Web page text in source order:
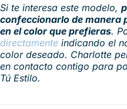
Si te interesa este modelo,
confeccionarlo de manera
en el color que prefieras.
directamente indicando el
color deseado. Charlotte
en contacto contigo para
Tú Estilo.